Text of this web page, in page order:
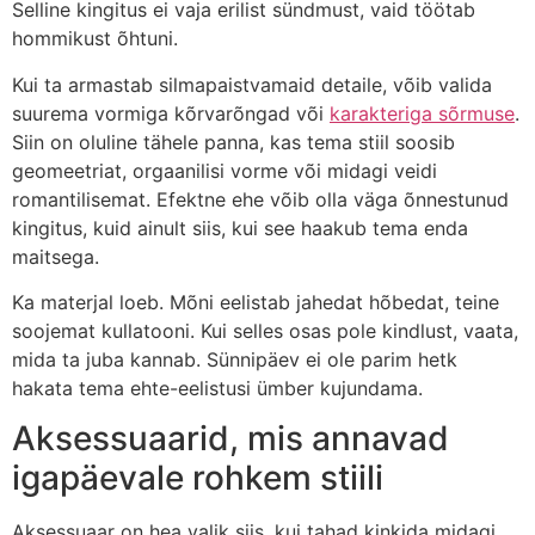
Selline kingitus ei vaja erilist sündmust, vaid töötab
hommikust õhtuni.
Kui ta armastab silmapaistvamaid detaile, võib valida
suurema vormiga kõrvarõngad või karakteriga sõrmuse.
Siin on oluline tähele panna, kas tema stiil soosib
geomeetriat, orgaanilisi vorme või midagi veidi
romantilisemat. Efektne ehe võib olla väga õnnestunud
kingitus, kuid ainult siis, kui see haakub tema enda
maitsega.
Ka materjal loeb. Mõni eelistab jahedat hõbedat, teine
soojemat kullatooni. Kui selles osas pole kindlust, vaata,
mida ta juba kannab. Sünnipäev ei ole parim hetk
hakata tema ehte-eelistusi ümber kujundama.
Aksessuaarid, mis annavad
igapäevale rohkem stiili